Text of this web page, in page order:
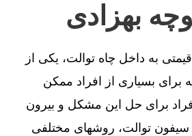
بهزادی
قیمتی به داخل چاه توالت، یکی از
بسیاری از افراد ممکن
برای حل این مشکل و بیرون
سیفون توالت، روشهای مختلفی